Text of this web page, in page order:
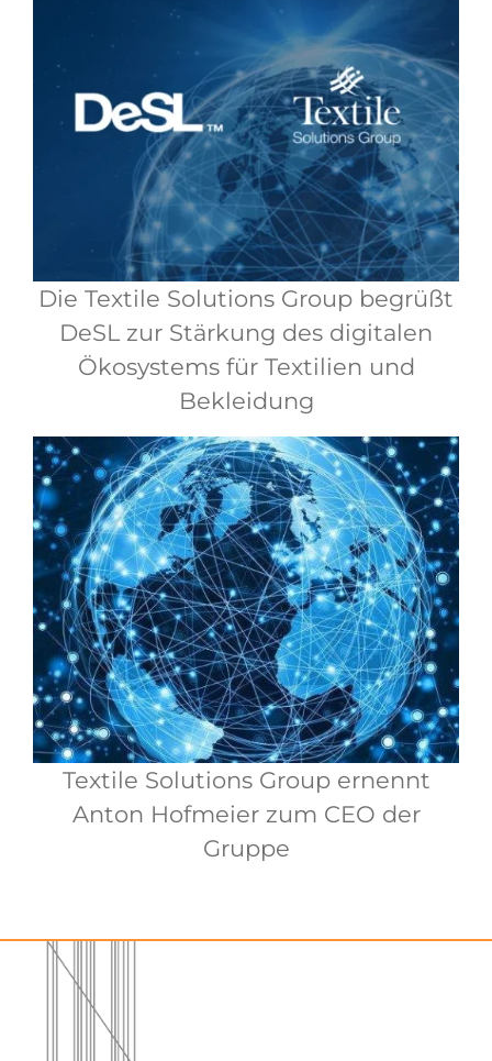
Die Textile Solutions Group begrüßt
DeSL zur Stärkung des digitalen
Ökosystems für Textilien und
Bekleidung
Textile Solutions Group ernennt
Anton Hofmeier zum CEO der
Gruppe